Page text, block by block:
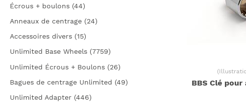
Écrous + boulons (44)
Anneaux de centrage (24)
Accessoires divers (15)
Unlimited Base Wheels (7759)
Unlimited Écrous + Boulons (26)
Bagues de centrage Unlimited (49)
Unlimited Adapter (446)
(
BBS Clé